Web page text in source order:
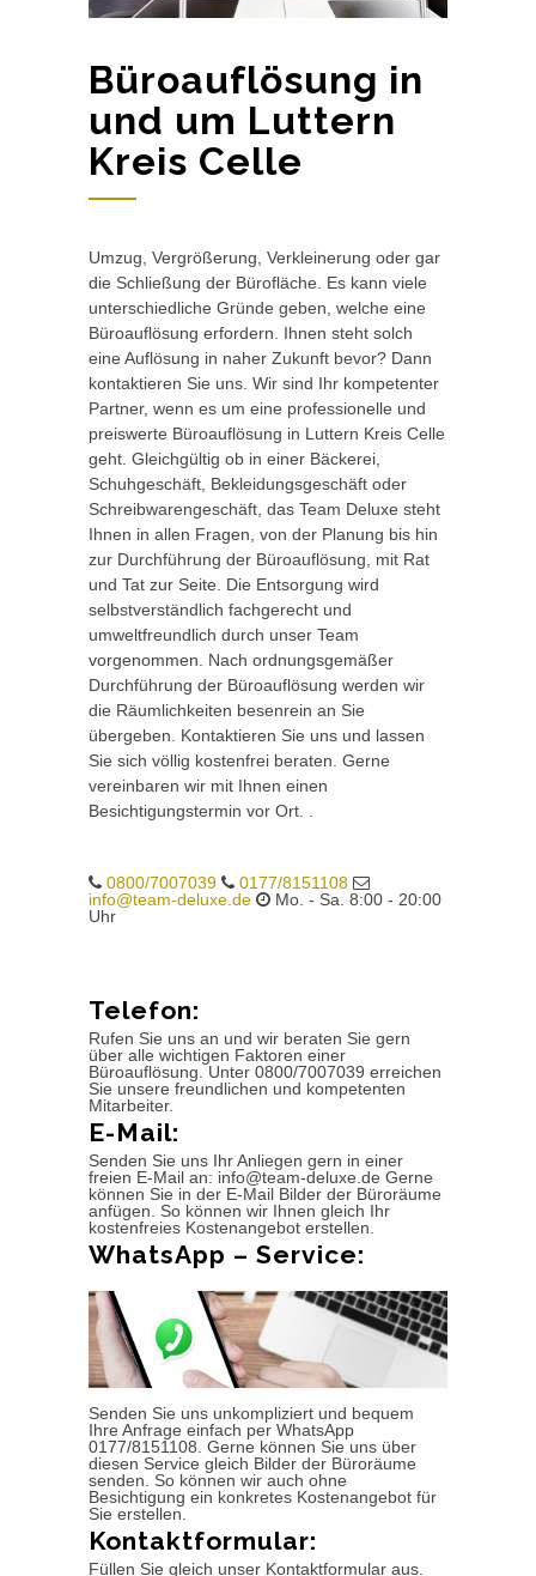
Büroauflösung in
und um Luttern
Kreis Celle
Umzug, Vergrößerung, Verkleinerung oder gar
die Schließung der Bürofläche. Es kann viele
unterschiedliche Gründe geben, welche eine
Büroauflösung erfordern. Ihnen steht solch
eine Auflösung in naher Zukunft bevor? Dann
kontaktieren Sie uns. Wir sind Ihr kompetenter
Partner, wenn es um eine professionelle und
preiswerte Büroauflösung in Luttern Kreis Celle
geht. Gleichgültig ob in einer Bäckerei,
Schuhgeschäft, Bekleidungsgeschäft oder
Schreibwarengeschäft, das Team Deluxe steht
Ihnen in allen Fragen, von der Planung bis hin
zur Durchführung der Büroauflösung, mit Rat
und Tat zur Seite. Die Entsorgung wird
selbstverständlich fachgerecht und
umweltfreundlich durch unser Team
vorgenommen. Nach ordnungsgemäßer
Durchführung der Büroauflösung werden wir
die Räumlichkeiten besenrein an Sie
übergeben. Kontaktieren Sie uns und lassen
Sie sich völlig kostenfrei beraten. Gerne
vereinbaren wir mit Ihnen einen
Besichtigungstermin vor Ort. .
0800/7007039
0177/8151108
info@team-deluxe.de
Mo. - Sa. 8:00 - 20:00
Uhr
Telefon:
Rufen Sie uns an und wir beraten Sie gern
über alle wichtigen Faktoren einer
Büroauflösung. Unter 0800/7007039 erreichen
Sie unsere freundlichen und kompetenten
Mitarbeiter.
E-Mail:
Senden Sie uns Ihr Anliegen gern in einer
freien E-Mail an: info@team-deluxe.de Gerne
können Sie in der E-Mail Bilder der Büroräume
anfügen. So können wir Ihnen gleich Ihr
kostenfreies Kostenangebot erstellen.
WhatsApp – Service:
Senden Sie uns unkompliziert und bequem
Ihre Anfrage einfach per WhatsApp
0177/8151108. Gerne können Sie uns über
diesen Service gleich Bilder der Büroräume
senden. So können wir auch ohne
Besichtigung ein konkretes Kostenangebot für
Sie erstellen.
Kontaktformular:
Füllen Sie gleich unser Kontaktformular aus.